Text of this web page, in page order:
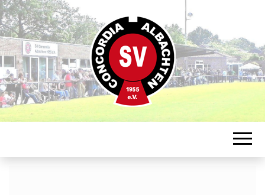
CONCORDIA
ALBACHTEN
Sportverein in Münster-Albachten